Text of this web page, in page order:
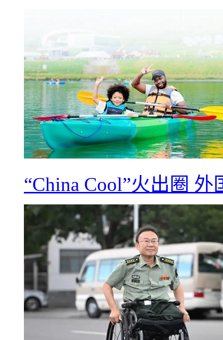
“China Cool”火出圈